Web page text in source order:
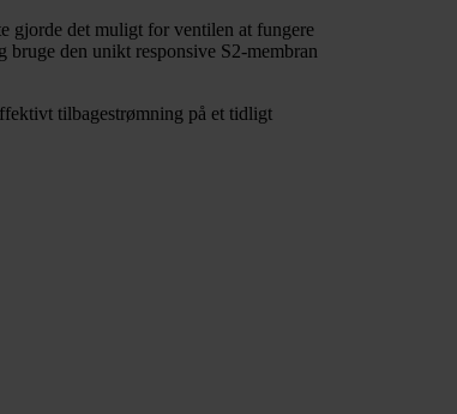
gjorde det muligt for ventilen at fungere
den unikt responsive S2-membran
tilbagestrømning på et tidligt